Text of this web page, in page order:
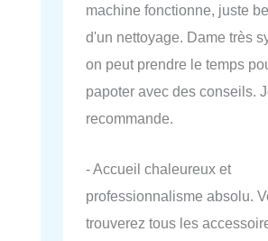
machine fonctionne, juste
d'un nettoyage. Dame très
on peut prendre le temps
papoter avec des conseils.
recommande.
- Accueil chaleureux et
professionnalisme absolu.
trouverez tous les